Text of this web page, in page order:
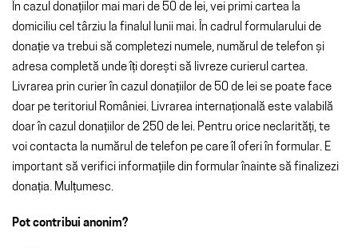
În cazul donațiilor mai mari de 50 de lei, vei primi cartea la
domiciliu cel târziu la finalul lunii mai. În cadrul formularului de
donație va trebui să completezi numele, numărul de telefon și
adresa completă unde îți dorești să livreze curierul cartea.
Livrarea prin curier în cazul donațiilor de 50 de lei se poate face
doar pe teritoriul României. Livrarea internațională este valabilă
doar în cazul donațiilor de 250 de lei. Pentru orice neclarități, te
voi contacta la numărul de telefon pe care îl oferi în formular. E
important să verifici informațiile din formular înainte să finalizezi
donația. Mulțumesc.
Pot contribui anonim?